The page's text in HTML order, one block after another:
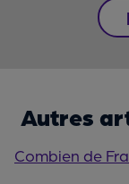
Autres
Combien de